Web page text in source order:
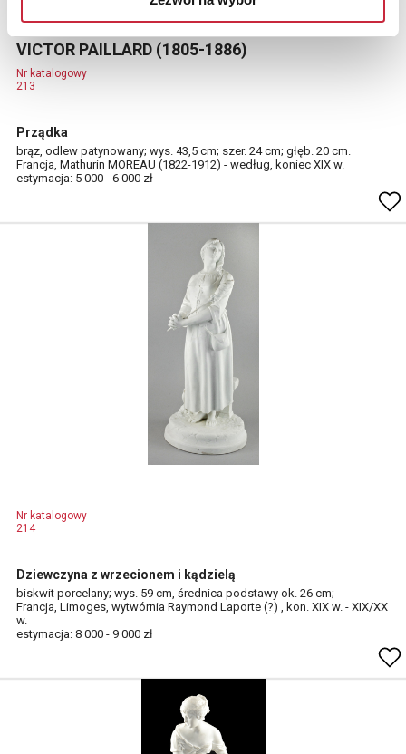
VICTOR PAILLARD (1805-1886)
Nr katalogowy
213
Prządka
brąz, odlew patynowany; wys. 43,5 cm; szer. 24 cm; głęb. 20 cm.
Francja, Mathurin MOREAU (1822-1912) - według, koniec XIX w.
estymacja: 5 000 - 6 000 zł
Nr katalogowy
214
Dziewczyna z wrzecionem i kądzielą
biskwit porcelany; wys. 59 cm, średnica podstawy ok. 26 cm;
Francja, Limoges, wytwórnia Raymond Laporte (?) , kon. XIX w. - XIX/XX
w.
estymacja: 8 000 - 9 000 zł